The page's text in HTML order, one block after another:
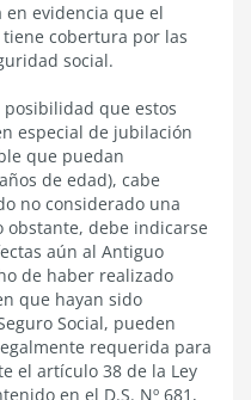
en evidencia que el
cobertura por las
social.
que estos
especial de jubilación
que puedan
de edad), cabe
no considerado una
obstante, debe indicarse
aún al Antiguo
de haber realizado
que hayan sido
Social, pueden
requerida para
el artículo 38 de la Ley
en el D.S. Nº 681,